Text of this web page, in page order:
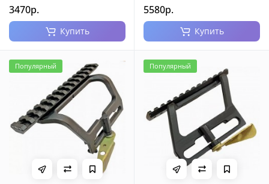
3470р.
Купить
5580р.
Купить
Популярный Популярный